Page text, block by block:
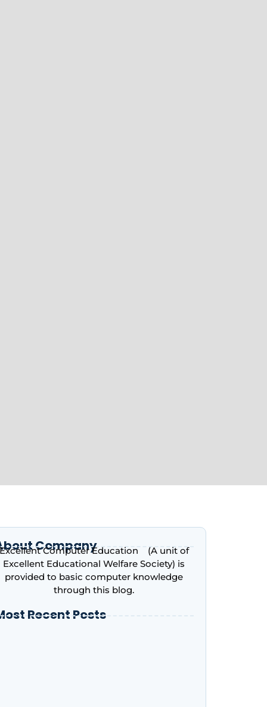
Company
Computer Education (A unit of
Excellent Educational Welfare Society) is
provided to basic computer knowledge
through this blog.
Recent Posts